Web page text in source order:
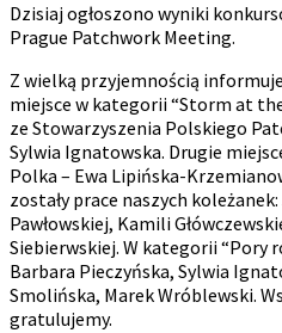
Dzisiaj ogłoszono wyniki
Prague Patchwork Meeting.
Z wielką przyjemnością
miejsce w kategorii “Storm at
ze Stowarzyszenia Polskiego
Sylwia Ignatowska. Drugie
Polka – Ewa Lipińska-
zostały prace naszych
Pawłowskiej, Kamili
Siebierwskiej. W kategorii “Pory
Barbara Pieczyńska, Sylwia
Smolińska, Marek Wróblewski.
gratulujemy.